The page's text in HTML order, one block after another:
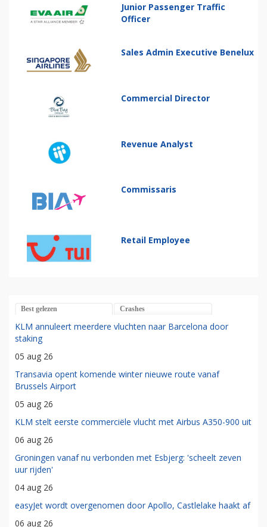
Junior Passenger Traffic
Officer
Sales Admin Executive Benelux
Commercial Director
Revenue Analyst
Commissaris
Retail Employee
Best gelezen Crashes
KLM annuleert meerdere vluchten naar Barcelona door
staking
05 aug 26
Transavia opent komende winter nieuwe route vanaf
Brussels Airport
05 aug 26
KLM stelt eerste commerciële vlucht met Airbus A350-900 uit
06 aug 26
Groningen vanaf nu verbonden met Esbjerg: 'scheelt zeven
uur rijden'
04 aug 26
easyJet wordt overgenomen door Apollo, Castlelake haakt af
06 aug 26